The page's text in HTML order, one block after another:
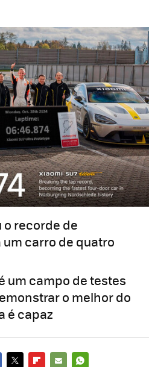
o recorde de
carro de quatro
um campo de testes
o melhor do
é capaz